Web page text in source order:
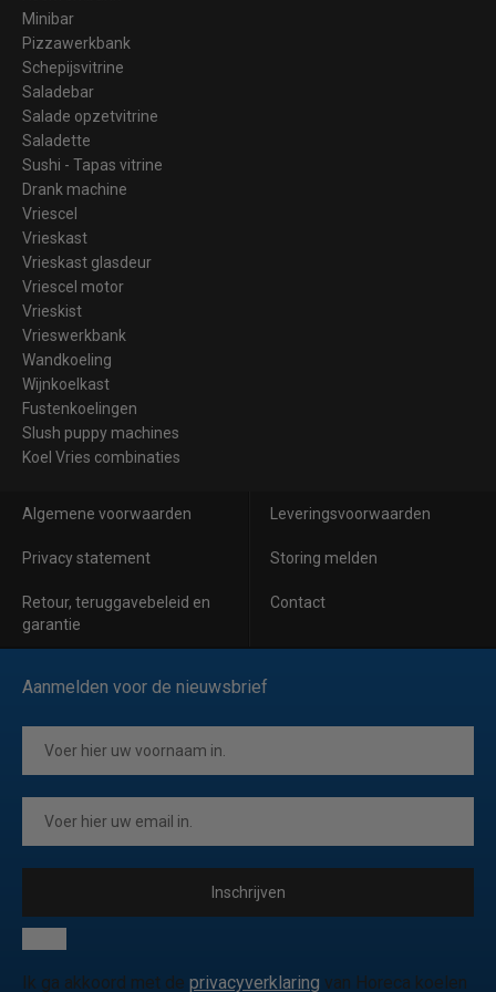
Minibar
Pizzawerkbank
Schepijsvitrine
Saladebar
Salade opzetvitrine
Saladette
Sushi - Tapas vitrine
Drank machine
Vriescel
Vrieskast
Vrieskast glasdeur
Vriescel motor
Vrieskist
Vrieswerkbank
Wandkoeling
Wijnkoelkast
Fustenkoelingen
Slush puppy machines
Koel Vries combinaties
Algemene voorwaarden Leveringsvoorwaarden
Privacy statement Storing melden
Retour, teruggavebeleid en
garantie
Contact
Aanmelden voor de nieuwsbrief
Inschrijven
Ik ga akkoord met de privacyverklaring van Horeca koelen